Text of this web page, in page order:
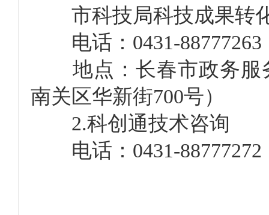
市科技局科技成果转
电话：0431-88777263
地点：长春市政务服
南关区华新街700号）
2.科创通技术咨询
电话：0431-88777272